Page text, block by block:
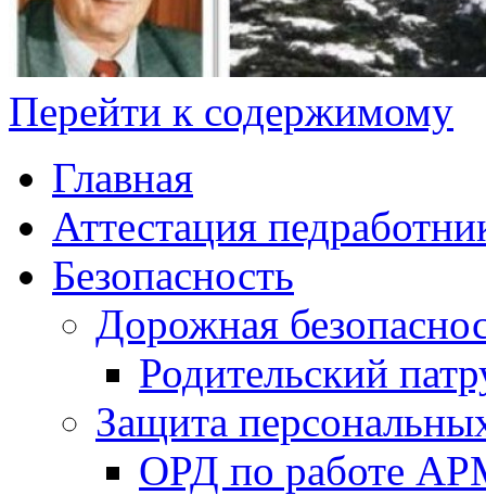
Перейти к содержимому
Главная
Аттестация
Безопасность
Дорожная
Родительский
Защита
ОРД по работе